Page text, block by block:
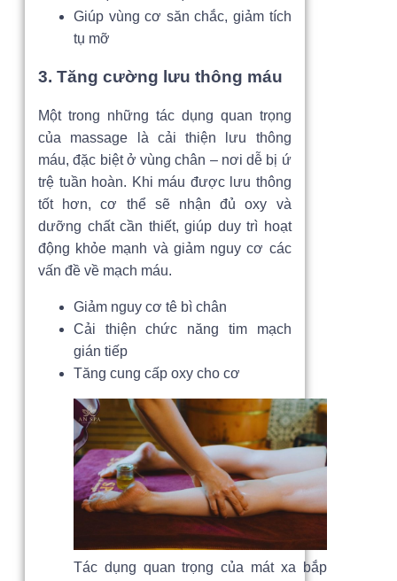
Giúp vùng cơ săn chắc, giảm tích
tụ mỡ
3. Tăng cường lưu thông máu
Một trong những tác dụng quan trọng
của massage là cải thiện lưu thông
máu, đặc biệt ở vùng chân – nơi dễ bị ứ
trệ tuần hoàn. Khi máu được lưu thông
tốt hơn, cơ thể sẽ nhận đủ oxy và
dưỡng chất cần thiết, giúp duy trì hoạt
động khỏe mạnh và giảm nguy cơ các
vấn đề về mạch máu.
Giảm nguy cơ tê bì chân
Cải thiện chức năng tim mạch
gián tiếp
Tăng cung cấp oxy cho cơ
Tác dụng quan trọng của mát xa bắp